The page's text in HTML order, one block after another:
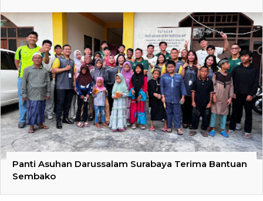
Panti Asuhan Darussalam Surabaya Terima Bantuan
Sembako